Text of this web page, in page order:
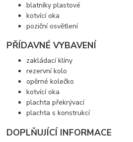
blatníky plastové
kotvící oka
poziční osvětlení
PŘÍDAVNÉ VYBAVENÍ
zakládací klíny
rezervní kolo
opěrné kolečko
kotvící oka
plachta překrývací
plachta s konstrukcí
DOPLŇUJÍCÍ INFORMACE